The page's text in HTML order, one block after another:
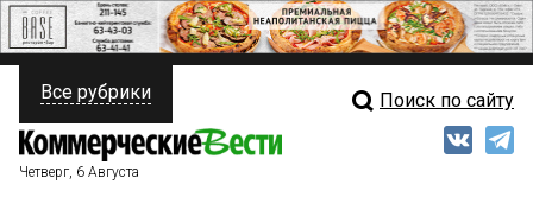
ПОЛИТИКА
ФИНАНСЫ
Свежий выпуск
Все рубрики Поиск по сайту
Четверг, 6 Августа